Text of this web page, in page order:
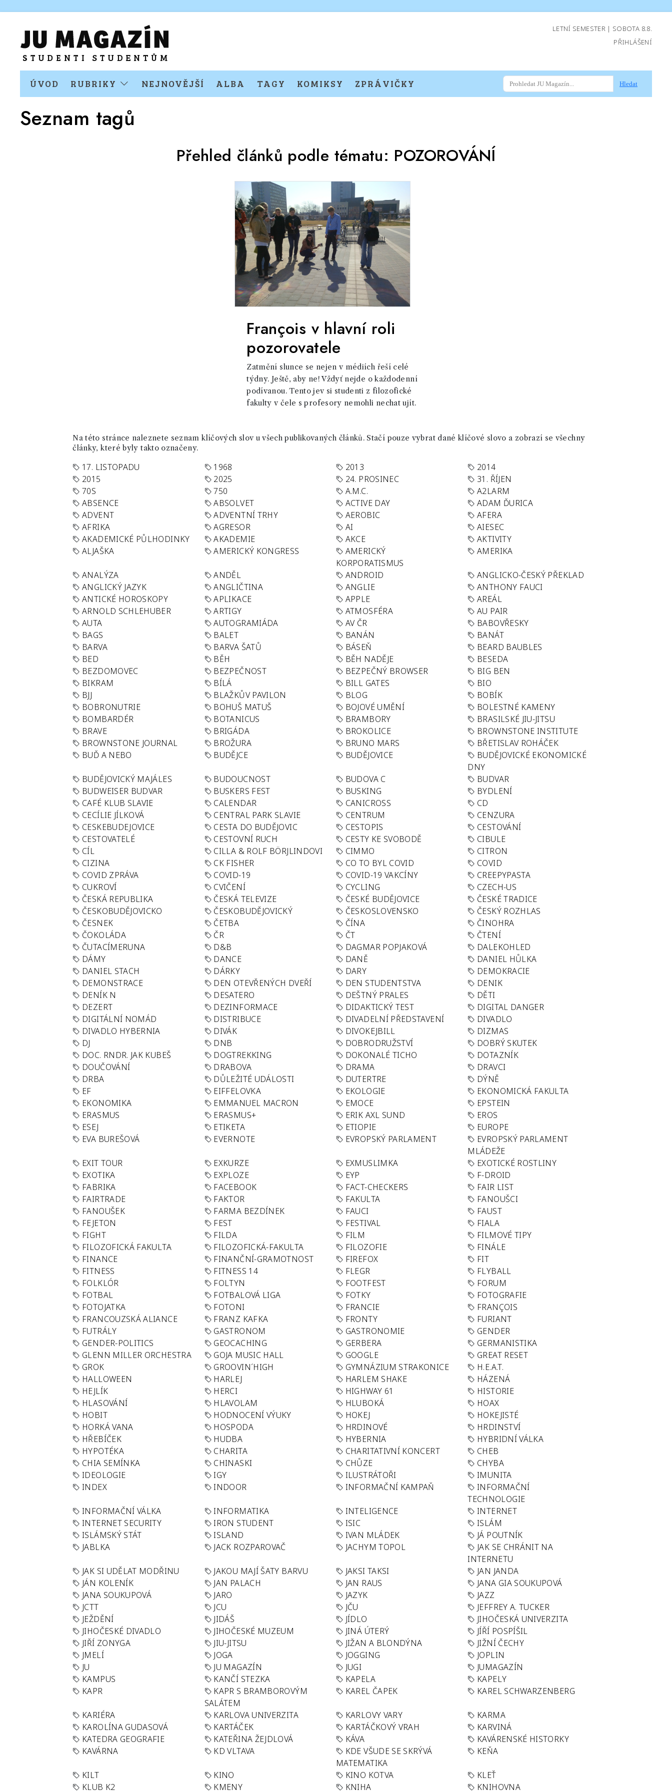
LETNÍ SEMESTER | SOBOTA 8.8.
PŘIHLÁŠENÍ
ÚVOD RUBRIKY NEJNOVĚJŠÍ ALBA TAGY KOMIKSY ZPRÁVIČKY Hledat
Seznam tagů
Přehled článků podle tématu: POZOROVÁNÍ
François v hlavní roli
pozorovatele
Zatmění slunce se nejen v médiích řeší celé
týdny. Ještě, aby ne! Vždyť nejde o každodenní
podívanou. Tento jev si studenti z filozofické
fakulty v čele s profesory nemohli nechat ujít.
Na této stránce naleznete seznam klíčových slov u všech publikovaných článků. Stačí pouze vybrat dané klíčové slovo a zobrazí se všechny
články, které byly takto označeny.
17. LISTOPADU 1968 2013
2014
2015
2025 24. PROSINEC
31. ŘÍJEN
70S
750 A.M.C.
A2LARM
ABSENCE
ABSOLVET ACTIVE DAY
ADAM ĎURICA
ADVENT
ADVENTNÍ TRHY AEROBIC
AFERA
AFRIKA
AGRESOR AI
AIESEC
AKADEMICKÉ PŮLHODINKY
AKADEMIE AKCE
AKTIVITY
ALJAŠKA
AMERICKÝ KONGRESS
AMERICKÝ
KORPORATISMUS
AMERIKA
ANALÝZA ANDĚL ANDROID
ANGLICKO-ČESKÝ PŘEKLAD
ANGLICKÝ JAZYK
ANGLIČTINA ANGLIE
ANTHONY FAUCI
ANTICKÉ HOROSKOPY
APLIKACE APPLE
AREÁL
ARNOLD SCHLEHUBER
ARTIGY ATMOSFÉRA
AU PAIR
AUTA
AUTOGRAMIÁDA AV ČR
BABOVŘESKY
BAGS
BALET BANÁN
BANÁT
BARVA
BARVA ŠATŮ BÁSEŇ
BEARD BAUBLES
BED
BĚH BĚH NADĚJE
BESEDA
BEZDOMOVEC
BEZPEČNOST BEZPEČNÝ BROWSER
BIG BEN
BIKRAM
BÍLÁ BILL GATES
BIO
BJJ
BLAŽKŮV PAVILON BLOG
BOBÍK
BOBRONUTRIE
BOHUŠ MATUŠ BOJOVÉ UMĚNÍ
BOLESTNÉ KAMENY
BOMBARDÉR
BOTANICUS BRAMBORY
BRASILSKÉ JIU-JITSU
BRAVE
BRIGÁDA BROKOLICE
BROWNSTONE INSTITUTE
BROWNSTONE JOURNAL
BROŽURA BRUNO MARS
BŘETISLAV ROHÁČEK
BUĎ A NEBO
BUDĚJCE BUDĚJOVICE
BUDĚJOVICKÉ EKONOMICKÉ
DNY
BUDĚJOVICKÝ MAJÁLES
BUDOUCNOST BUDOVA C
BUDVAR
BUDWEISER BUDVAR
BUSKERS FEST BUSKING
BYDLENÍ
CAFÉ KLUB SLAVIE
CALENDAR CANICROSS
CD
CECÍLIE JÍLKOVÁ
CENTRAL PARK SLAVIE CENTRUM
CENZURA
CESKEBUDEJOVICE
CESTA DO BUDĚJOVIC CESTOPIS
CESTOVÁNÍ
CESTOVATELÉ
CESTOVNÍ RUCH CESTY KE SVOBODĚ
CIBULE
CÍL
CILLA & ROLF BÖRJLINDOVI CIMMO
CITRON
CIZINA
CK FISHER CO TO BYL COVID
COVID
COVID ZPRÁVA
COVID-19 COVID-19 VAKCÍNY
CREEPYPASTA
CUKROVÍ
CVIČENÍ CYCLING
CZECH-US
ČESKÁ REPUBLIKA
ČESKÁ TELEVIZE ČESKÉ BUDĚJOVICE
ČESKÉ TRADICE
ČESKOBUDĚJOVICKO
ČESKOBUDĚJOVICKÝ ČESKOSLOVENSKO
ČESKÝ ROZHLAS
ČESNEK
ČETBA ČÍNA
ČINOHRA
ČOKOLÁDA
ČR ČT
ČTENÍ
ČUTACÍMERUNA
D&B DAGMAR POPJAKOVÁ
DALEKOHLED
DÁMY
DANCE DANĚ
DANIEL HŮLKA
DANIEL STACH
DÁRKY DARY
DEMOKRACIE
DEMONSTRACE
DEN OTEVŘENÝCH DVEŘÍ DEN STUDENTSTVA
DENIK
DENÍK N
DESATERO DEŠTNÝ PRALES
DĚTI
DEZERT
DEZINFORMACE DIDAKTICKÝ TEST
DIGITAL DANGER
DIGITÁLNÍ NOMÁD
DISTRIBUCE DIVADELNÍ PŘEDSTAVENÍ
DIVADLO
DIVADLO HYBERNIA
DIVÁK DIVOKEJBILL
DIZMAS
DJ
DNB DOBRODRUŽSTVÍ
DOBRÝ SKUTEK
DOC. RNDR. JAK KUBEŠ
DOGTREKKING DOKONALÉ TICHO
DOTAZNÍK
DOUČOVÁNÍ
DRABOVA DRAMA
DRAVCI
DRBA
DŮLEŽITÉ UDÁLOSTI DUTERTRE
DÝNĚ
EF
EIFFELOVKA EKOLOGIE
EKONOMICKÁ FAKULTA
EKONOMIKA
EMMANUEL MACRON EMOCE
EPSTEIN
ERASMUS
ERASMUS+ ERIK AXL SUND
EROS
ESEJ
ETIKETA ETIOPIE
EUROPE
EVA BUREŠOVÁ
EVERNOTE EVROPSKÝ PARLAMENT
EVROPSKÝ PARLAMENT
MLÁDEŽE
EXIT TOUR
EXKURZE EXMUSLIMKA
EXOTICKÉ ROSTLINY
EXOTIKA
EXPLOZE EYP
F-DROID
FABRIKA
FACEBOOK FACT-CHECKERS
FAIR LIST
FAIRTRADE
FAKTOR FAKULTA
FANOUŠCI
FANOUŠEK
FARMA BEZDÍNEK FAUCI
FAUST
FEJETON
FEST FESTIVAL
FIALA
FIGHT
FILDA FILM
FILMOVÉ TIPY
FILOZOFICKÁ FAKULTA
FILOZOFICKÁ-FAKULTA FILOZOFIE
FINÁLE
FINANCE
FINANČNÍ-GRAMOTNOST FIREFOX
FIT
FITNESS
FITNESS 14 FLEGR
FLYBALL
FOLKLÓR
FOLTYN FOOTFEST
FORUM
FOTBAL
FOTBALOVÁ LIGA FOTKY
FOTOGRAFIE
FOTOJATKA
FOTONI FRANCIE
FRANÇOIS
FRANCOUZSKÁ ALIANCE
FRANZ KAFKA FRONTY
FURIANT
FUTRÁLY
GASTRONOM GASTRONOMIE
GENDER
GENDER-POLITICS
GEOCACHING GERBERA
GERMANISTIKA
GLENN MILLER ORCHESTRA
GOJA MUSIC HALL GOOGLE
GREAT RESET
GROK
GROOVIN´HIGH GYMNÁZIUM STRAKONICE
H.E.A.T.
HALLOWEEN
HARLEJ HARLEM SHAKE
HÁZENÁ
HEJLÍK
HERCI HIGHWAY 61
HISTORIE
HLASOVÁNÍ
HLAVOLAM HLUBOKÁ
HOAX
HOBIT
HODNOCENÍ VÝUKY HOKEJ
HOKEJISTÉ
HORKÁ VANA
HOSPODA HRDINOVÉ
HRDINSTVÍ
HŘEBÍČEK
HUDBA HYBERNIA
HYBRIDNÍ VÁLKA
HYPOTÉKA
CHARITA CHARITATIVNÍ KONCERT
CHEB
CHIA SEMÍNKA
CHINASKI CHŮZE
CHYBA
IDEOLOGIE
IGY ILUSTRÁTOŘI
IMUNITA
INDEX
INDOOR INFORMAČNÍ KAMPAŇ
INFORMAČNÍ
TECHNOLOGIE
INFORMAČNÍ VÁLKA
INFORMATIKA INTELIGENCE
INTERNET
INTERNET SECURITY
IRON STUDENT ISIC
ISLÁM
ISLÁMSKÝ STÁT
ISLAND IVAN MLÁDEK
JÁ POUTNÍK
JABLKA
JACK ROZPAROVAČ JACHYM TOPOL
JAK SE CHRÁNIT NA
INTERNETU
JAK SI UDĚLAT MODŘINU
JAKOU MAJÍ ŠATY BARVU JAKSI TAKSI
JAN JANDA
JÁN KOLENÍK
JAN PALACH JAN RAUS
JANA GIA SOUKUPOVÁ
JANA SOUKUPOVÁ
JARO JAZYK
JAZZ
JCTT
JCU JČU
JEFFREY A. TUCKER
JEŽDĚNÍ
JIDÁŠ JÍDLO
JIHOČESKÁ UNIVERZITA
JIHOČESKÉ DIVADLO
JIHOČESKÉ MUZEUM JINÁ ÚTERÝ
JÍŘÍ POSPÍŠIL
JIŘÍ ZONYGA
JIU-JITSU JIŽAN A BLONDÝNA
JIŽNÍ ČECHY
JMELÍ
JOGA JOGGING
JOPLIN
JU
JU MAGAZÍN JUGI
JUMAGAZÍN
KAMPUS
KANČÍ STEZKA KAPELA
KAPELY
KAPR
KAPR S BRAMBOROVÝM
SALÁTEM
KAREL ČAPEK KAREL SCHWARZENBERG
KARIÉRA KARLOVA UNIVERZITA KARLOVY VARY
KARMA
KAROLÍNA GUDASOVÁ
KARTÁČEK KARTÁČKOVÝ VRAH
KARVINÁ
KATEDRA GEOGRAFIE
KATEŘINA ŽEJDLOVÁ KÁVA
KAVÁRENSKÉ HISTORKY
KAVÁRNA
KD VLTAVA
KDE VŠUDE SE SKRÝVÁ
MATEMATIKA
KEŇA
KILT KINO KINO KOTVA
KLEŤ
KLUB K2
KMENY KNIHA KNIHOVNA